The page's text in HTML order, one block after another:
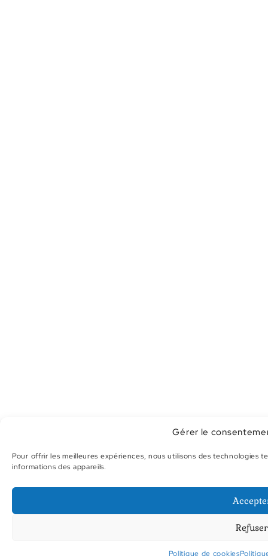
Gérer le
Pour offrir les meilleures expériences, nous utilisons des technologies
informations des appareils.
Refuser
Politique de cookies